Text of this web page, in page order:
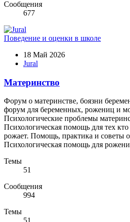
Сообщения
677
Поведение и оценки в школе
18 Май 2026
Jural
Материнство
Форум о материнстве, боязни
форум для беременных, рожениц и
Психологические проблемы
Психологическая помощь для тех кто
рожает. Помощь, практика и советы
Психологическая помощь для
Темы
51
Сообщения
994
Темы